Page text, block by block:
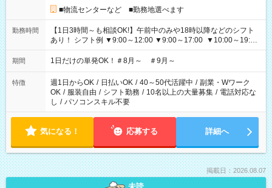
■物流センターなど ■勤務地選べます
勤務時間
【1日3時間～も相談OK!】午前中のみや18時以降などのシフト
あり！ シフト例 ▼9:00～12:00 ▼9:00～17:00 ▼10:00～19:00
▼18:00～21:00
期間 1日だけの単発OK！＃8月～ ＃9月～
特徴 週1日からOK / 日払いOK / 40～50代活躍中 / 副業・Wワーク
OK / 服装自由 / シフト勤務 / 10名以上の大量募集 / 電話対応な
し / パソコンスキル不要
気になる！ 応募する 詳細へ
掲載日：2026.08.07